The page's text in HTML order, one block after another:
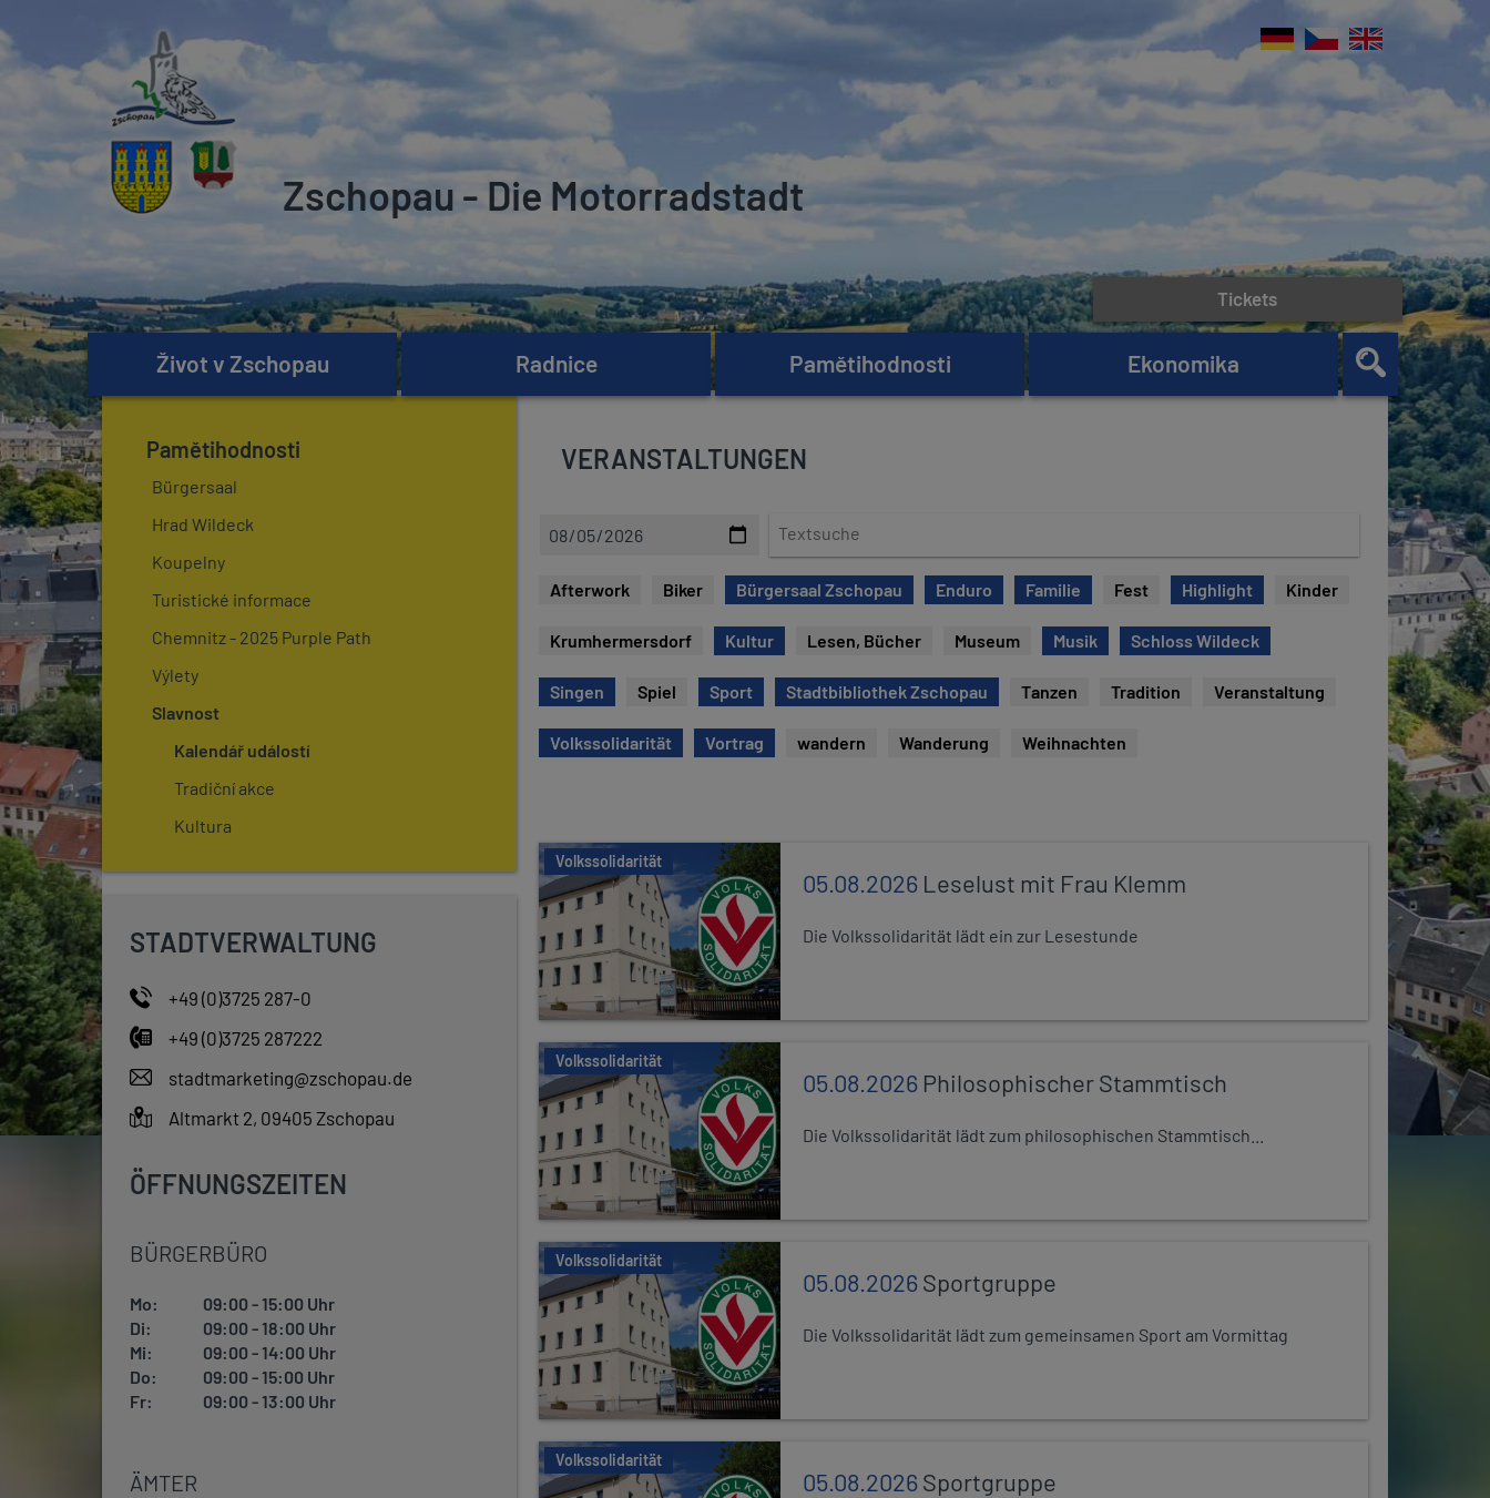
Zschopau - Die Motorradstadt
Život v Zschopau Radnice Pamětihodnosti Ekonomika
Tickets
Pamětihodnosti
Bürgersaal
Hrad Wildeck
Koupelny
Turistické informace
Chemnitz - 2025 Purple Path
Výlety
Slavnost
Kalendář událostí
Tradiční akce
Kultura
STADTVERWALTUNG
+49 (0)3725 287-0
+49 (0)3725 287222
stadtmarketing@zschopau.de
Altmarkt 2, 09405 Zschopau
ÖFFNUNGSZEITEN
BÜRGERBÜRO
Mo:
09:00 - 15:00 Uhr
Di:
09:00 - 18:00 Uhr
Mi:
09:00 - 14:00 Uhr
Do:
09:00 - 15:00 Uhr
Fr:
09:00 - 13:00 Uhr
ÄMTER
VERANSTALTUNGEN
x
t
s
u
Afterwork Biker Bürgersaal Zschopau Enduro Familie Fest Highlight Kinder
Krumhermersdorf Kultur Lesen, Bücher Museum Musik Schloss Wildeck
Singen Spiel Sport Stadtbibliothek Zschopau Tanzen Tradition Veranstaltung
Volkssolidarität Vortrag wandern Wanderung Weihnachten
Volkssolidarität
05.08.2026 Leselust mit Frau Klemm
Die Volkssolidarität lädt ein zur Lesestunde
Volkssolidarität
05.08.2026 Philosophischer Stammtisch
Die Volkssolidarität lädt zum philosophischen Stammtisch...
Volkssolidarität
05.08.2026Sportgruppe
Die Volkssolidarität lädt zum gemeinsamen Sport am Vormittag
Volkssolidarität
05.08.2026Sportgruppe